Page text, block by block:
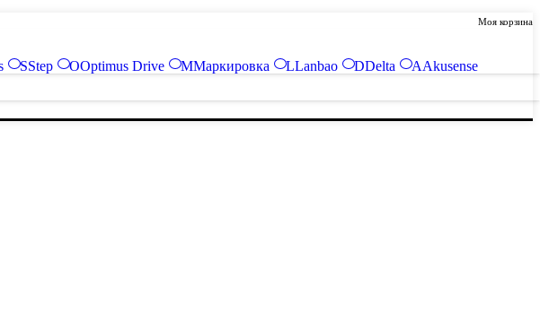
SStep OOptimus Drive ММаркировка LLanbao DDelta AAkusense
Моя корзина